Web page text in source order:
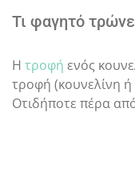
Τι φαγητό
Η τροφή ενός
τροφή (κουνελίνη ή
Οτιδήποτε πέρα